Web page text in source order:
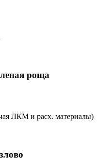
роща
ЛКМ и расх. материалы)